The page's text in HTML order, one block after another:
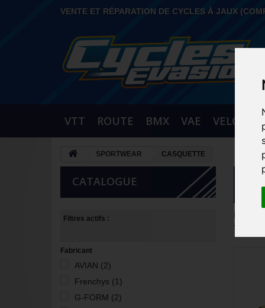
VENTE ET RÉPARATION DE CYCLES À JAUX
VTT ROUTE BMX VAE VELO
SPORTWEAR CASQUETTE
CATALOGUE
Filtres actifs :
Fabricant
AVIAN (2)
Frenchys (1)
G-FORM (2)
Il y a
Tri